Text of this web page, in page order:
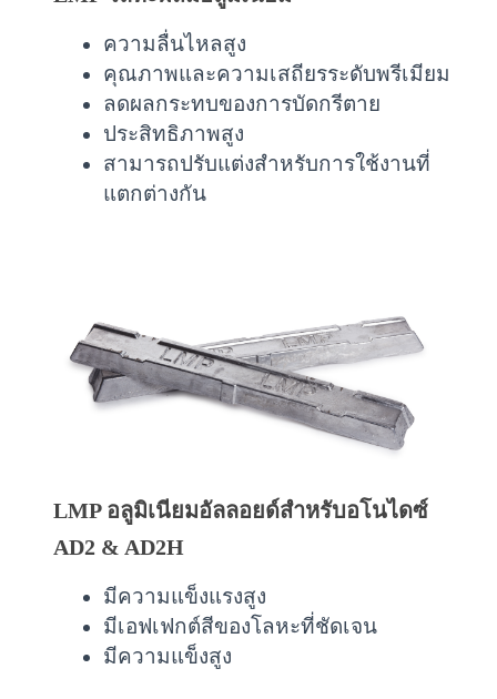
ความลื่นไหลสูง
คุณภาพและความเสถียรระดับพรีเมียม
ลดผลกระทบของการบัดกรีตาย
ประสิทธิภาพสูง
สามารถปรับแต่งสำหรับการใช้งานที่
แตกต่างกัน
LMP อลูมิเนียมอัลลอยด์สำหรับอโนไดซ์
AD2 & AD2H
มีความแข็งแรงสูง
มีเอฟเฟกต์สีของโลหะที่ชัดเจน
มีความแข็งสูง